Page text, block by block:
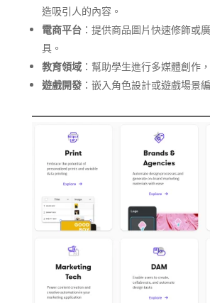
造吸引人的內容。
電商平台：提供商品圖片快速修飾或
具。
教育領域：幫助學生進行多媒體創作
遊戲開發：嵌入角色設計或遊戲場景